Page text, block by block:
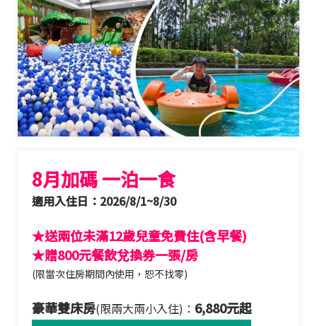
8月加碼 一泊一食
適用入住日：2026/8/1~8/30
★送兩位未滿12歲兒童免費住(含早餐)
★贈800元餐飲兌換券一張/房
(限當次住房期間內使用，恕不找零)
豪華雙床房(限兩大兩小入住)： 6,880元起